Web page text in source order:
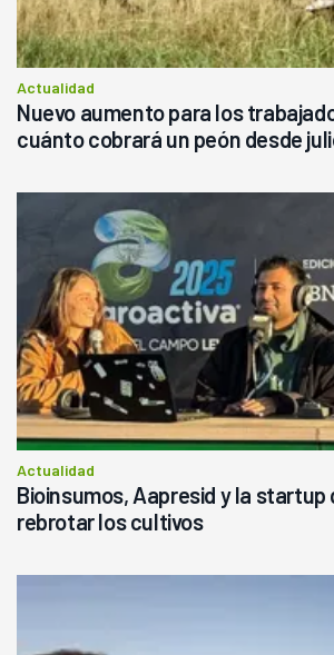
Actualidad
Nuevo aumento para los
cuánto cobrará un peón desde
Actualidad
Bioinsumos, Aapresid y la startup
rebrotar los cultivos